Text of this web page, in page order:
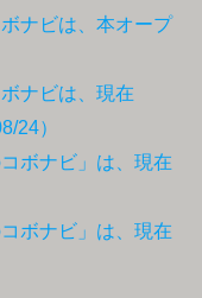
ナビは、本オープ
ナビは、現在
24）
ボナビ」は、現在
ボナビ」は、現在